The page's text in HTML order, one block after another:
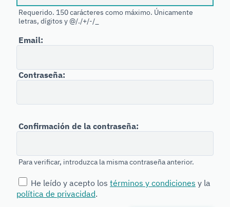
de
la
International
for
Genetics
Requerido. 150 carácteres como máximo. Únicamente
letras, dígitos y @/./+/-/_
Email:
Contraseña:
otra información personal.
Su contraseña no puede ser una clave utilizada
comúnmente.
Su contraseña no puede ser completamente
numérica.
Confirmación de la contraseña:
Para verificar, introduzca la misma contraseña anterior.
He leído y acepto los términos y condiciones y la
política de privacidad.